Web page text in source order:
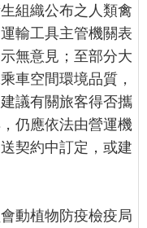
組織公布之人類禽
輸工具主管機關表
無意見；至部分大
車空間環境品質，
議有關旅客得否攜
仍應依法由營運機
契約中訂定，或建
動植物防疫檢疫局